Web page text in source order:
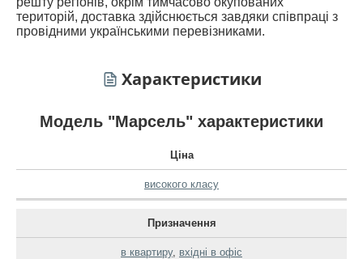
територій, доставка здійснюється завдяки співпраці з
провідними українськими перевізниками.
Характеристики
Модель "Марсель" характеристики
Ціна
високого класу
Призначення
в квартиру, вхідні в офіс